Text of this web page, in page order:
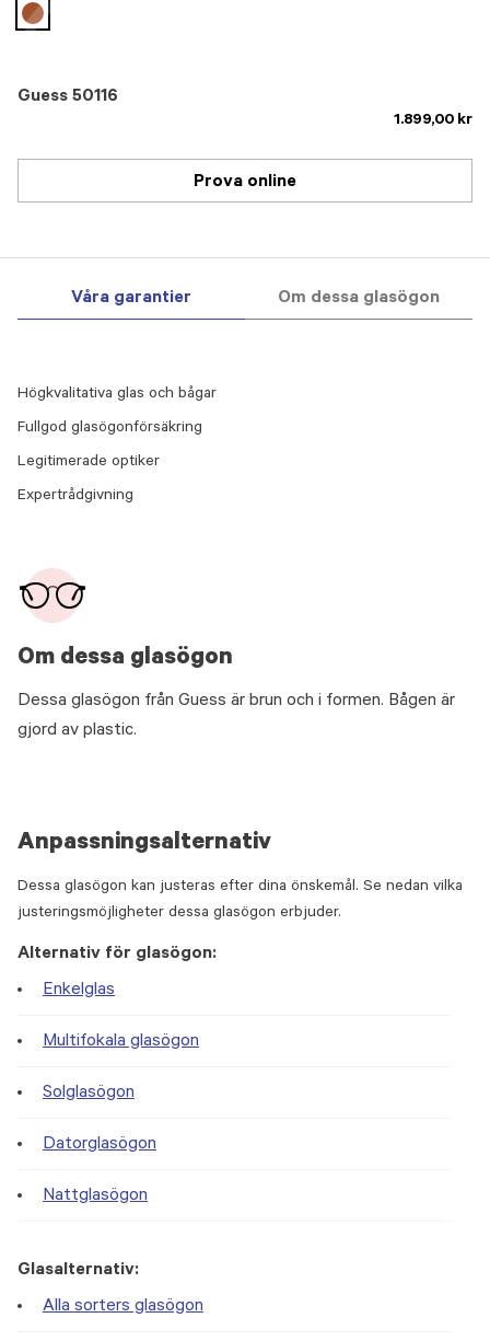
Guess 50116
1.899,00 kr
selected
Prova online
Våra garantier Om dessa glasögon
Om dessa glasögon
Dessa glasögon från Guess är brun och i formen. Bågen är
gjord av plastic.
Högkvalitativa glas och bågar
Fullgod glasögonförsäkring
Legitimerade optiker
Expertrådgivning
Anpassningsalternativ
Dessa glasögon kan justeras efter dina önskemål. Se nedan vilka
justeringsmöjligheter dessa glasögon erbjuder.
Alternativ för glasögon:
Enkelglas
Multifokala glasögon
Solglasögon
Datorglasögon
Nattglasögon
Glasalternativ:
Alla sorters glasögon